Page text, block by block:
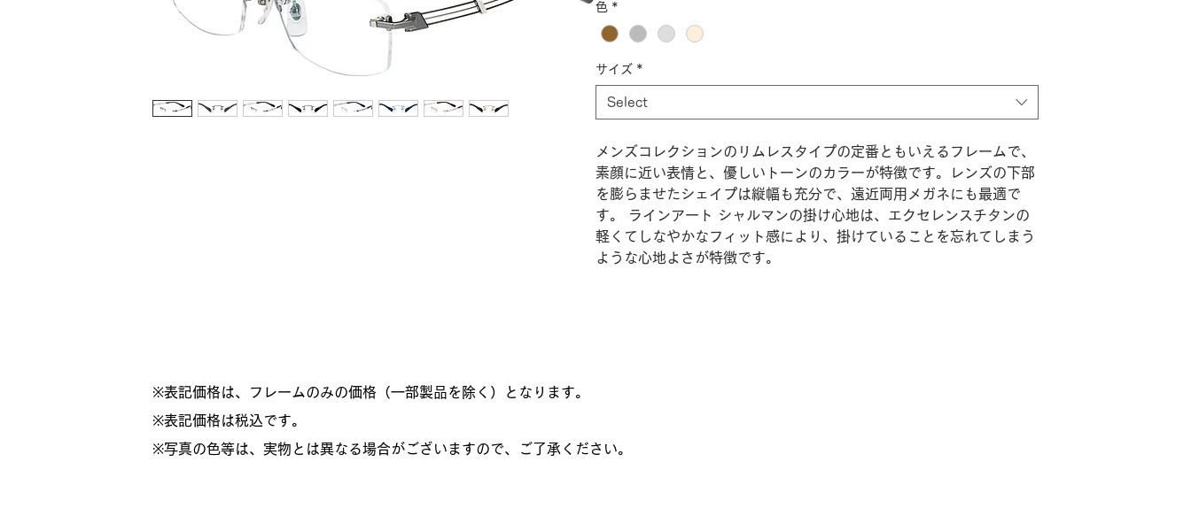
色 *
サイズ *
Select
メンズコレクションのリムレスタイプの定番ともいえるフレームで、
素顔に近い表情と、優しいトーンのカラーが特徴です。レンズの下部
を膨らませたシェイプは縦幅も充分で、遠近両用メガネにも最適で
す。 ラインアート シャルマンの掛け心地は、エクセレンスチタンの
軽くてしなやかなフィット感により、掛けていることを忘れてしまう
ような心地よさが特徴です。
※表記価格は、フレームのみの価格（一部製品を除く）となります。
​※表記価格は税込です。
※写真の色等は、実物とは異なる場合がございますので、ご了承ください。